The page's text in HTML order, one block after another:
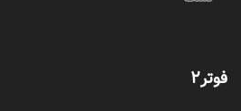
فوتر2